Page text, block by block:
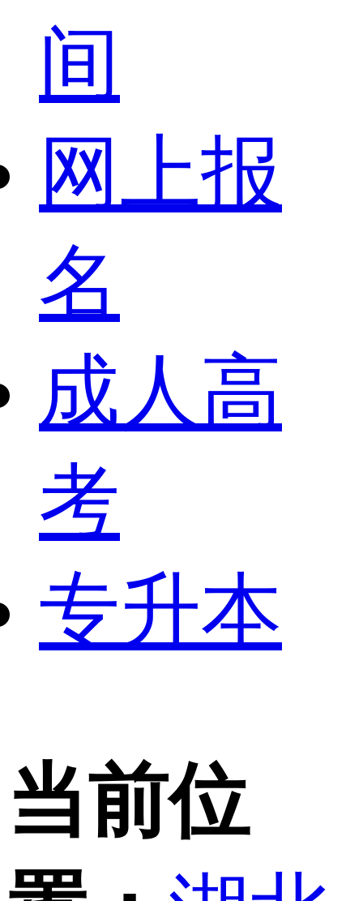
间
网上报
名
成人高
考
专升本
当前位